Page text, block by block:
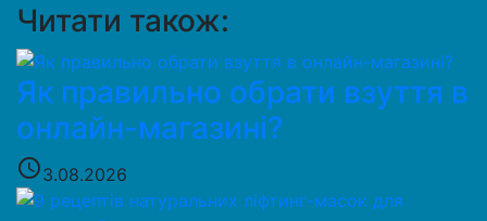
Читати також:
Як правильно обрати взуття в
онлайн-магазині?
access_time3.08.2026